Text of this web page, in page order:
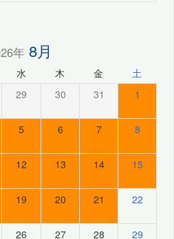
年8月
水 木 金 土
29 30 31 1
5 6 7 8
12 13 14 15
19 20 21 22
26 27 28 29